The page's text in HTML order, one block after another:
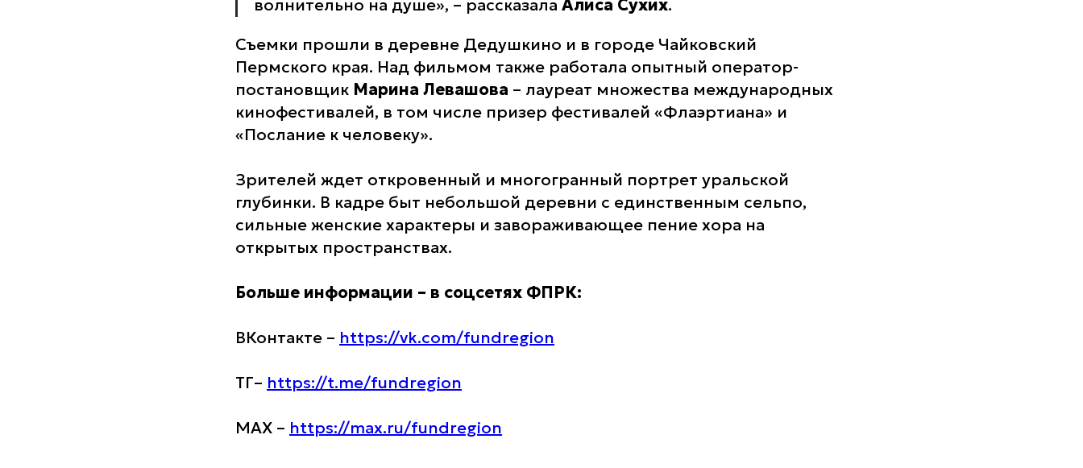
волнительно на душе», – рассказала Алиса Сухих.
Съемки прошли в деревне Дедушкино и в городе Чайковский
Пермского края. Над фильмом также работала опытный оператор-
постановщик Марина Левашова – лауреат множества международных
кинофестивалей, в том числе призер фестивалей «Флаэртиана» и
«Послание к человеку».
Зрителей ждет откровенный и многогранный портрет уральской
глубинки. В кадре быт небольшой деревни с единственным сельпо,
сильные женские характеры и завораживающее пение хора на
открытых пространствах.
Больше информации – в соцсетях ФПРК:
ВКонтакте – https://vk.com/fundregion
ТГ– https://t.me/fundregion
МАХ – https://max.ru/fundregion